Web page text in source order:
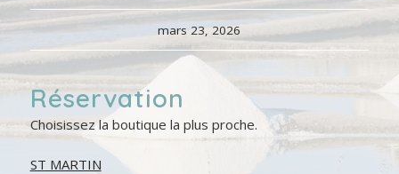
mars 23, 2026
Réservation
Choisissez la boutique la plus proche.
ST MARTIN